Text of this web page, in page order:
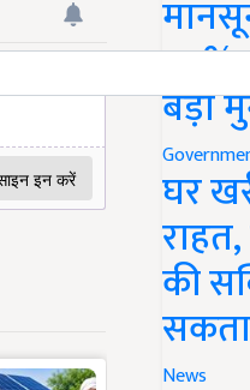
50%
बड़ा
घर
की
News